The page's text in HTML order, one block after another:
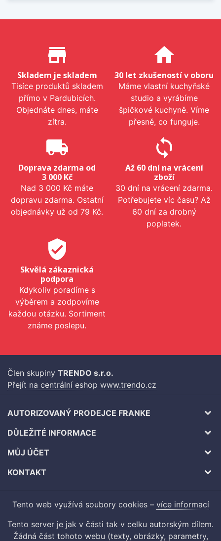
Proč nakupovat u nás?
store_mall_directory
Skladem je skladem
Tisíce produktů skladem
přímo v Pardubicích.
Objednáte dnes, máte
zítra.
home
30 let zkušeností v oboru
Máme vlastní kuchyňské
studio a vyrábíme
špičkové kuchyně. Víme
přesně, co funguje.
local_shipping
Doprava zdarma od
3 000 Kč
Nad 3 000 Kč máte
dopravu zdarma. Ostatní
objednávky už od 79 Kč.
sync
Až 60 dní na vrácení
zboží
30 dní na vrácení zdarma.
Potřebujete víc času? Až
60 dní za drobný
poplatek.
verified_user
Skvělá zákaznická
podpora
Kdykoliv poradíme s
výběrem a zodpovíme
každou otázku. Sortiment
známe poslepu.
Člen skupiny TRENDO s.r.o.
Přejít na centrální eshop www.trendo.cz
AUTORIZOVANÝ PRODEJCE FRANKE
DŮLEŽITÉ INFORMACE
MŮJ ÚČET
KONTAKT
Tento web využívá soubory cookies – více informací
Tento server je jak v části tak v celku autorským dílem.
Žádná část tohoto webu (texty, obrázky, parametry,